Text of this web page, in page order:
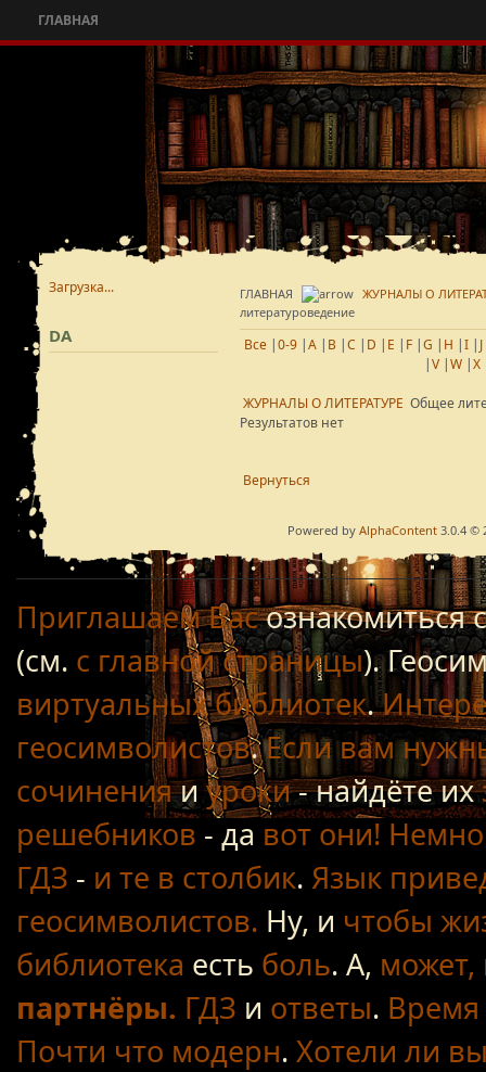
ГЛАВНАЯ
ГЛАВНАЯ
ЖУРНАЛЫ О
литературоведение
Все |0-9 |A | B |C | D | E | F |G | H |I | J
|V |W |X
ЖУРНАЛЫ О ЛИТЕРАТУРЕ Общее
Результатов нет
Вернуться
Powered byAlphaContent 3.0.4 ©
Загрузка...
DA
Приглашаем Васознакомиться с
(см. с главной страницы).
виртуальных библиотек.
геосимволистов.Если вам
сочиненияиуроки- найдёте их
решебников - да вот они!
ГДЗ - и те в столбик. Язык
геосимволистов. Ну, и чтобы
библиотека есть боль. А, может,
партнёры. ГДЗ и ответы. Время
Почти что модерн. Хотели ли